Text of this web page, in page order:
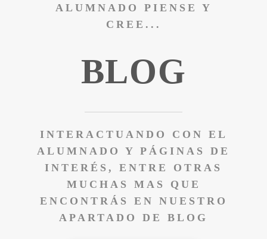
ALUMNADO PIENSE Y
CREE...
BLOG
INTERACTUANDO CON EL
ALUMNADO Y PÁGINAS DE
INTERÉS, ENTRE OTRAS
MUCHAS MAS QUE
ENCONTRÁS EN NUESTRO
APARTADO DE BLOG